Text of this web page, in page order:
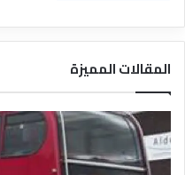
المقالات المميزة
ل
ي